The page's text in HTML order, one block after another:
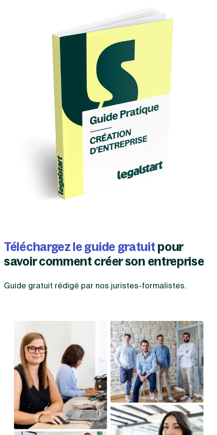
pour devenir coach de vie, il n’est pas
nécessaire d’avoir un diplôme, car ce n’est
pas une profession réglementée.
N’importe quelle personne a donc
l’opportunité de créer son entreprise de
coaching dans ce domaine.
C’est une activité qui contient de multiples
facettes, ce qui vous permet de la faire
évoluer en fonction de vos envies et de vos
rencontres.
Téléchargez le guide gratuitpour
savoir comment créer son entreprise
Guide gratuit rédigé par nos juristes-formalistes.